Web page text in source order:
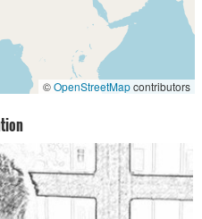
©OpenStreetMapcontributors